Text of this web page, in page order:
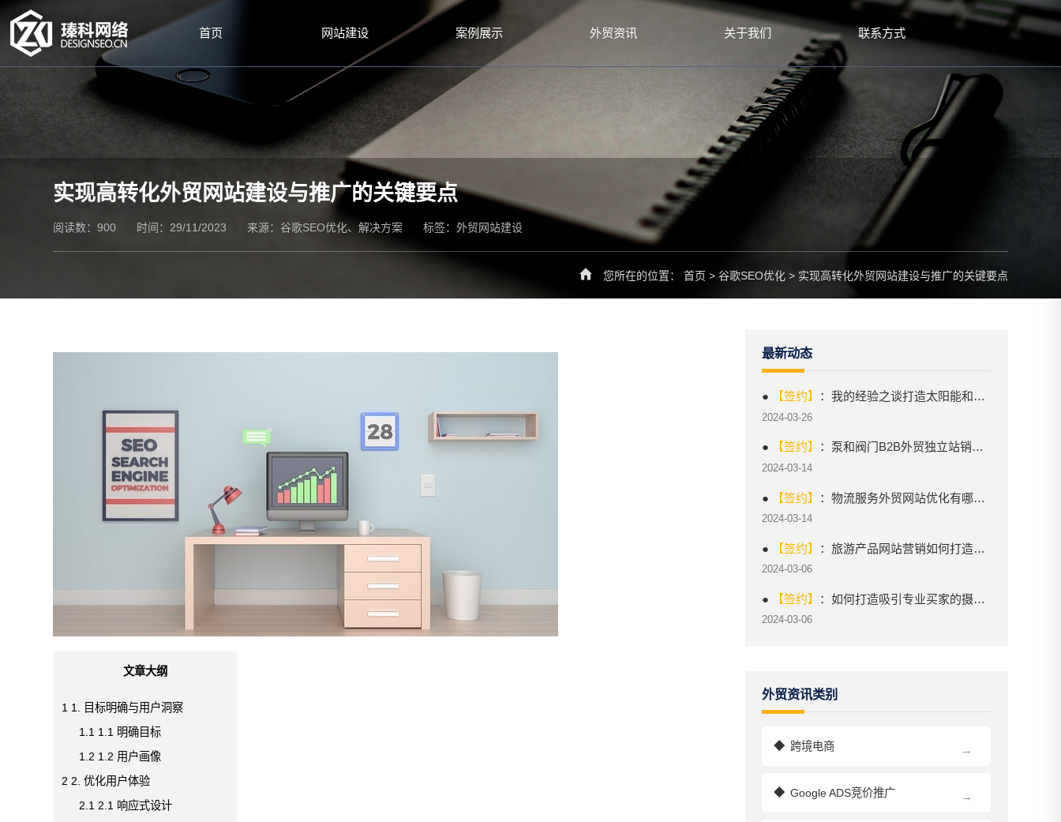
首页 网站建设 案例展示 外贸资讯 关于我们 联系方式
实现高转化外贸网站建设与推广的关键要点
阅读数：900 时间：29/11/2023 来源：谷歌SEO优化、解决方案 标签：外贸网站建设
您所在的位置： 首页 > 谷歌SEO优化> 实现高转化外贸网站建设与推广的关键要点
最新动态
● 【签约】 ：我的经验之谈打造太阳能和可再生能源外贸网站的实践指南
2024-03-26
● 【签约】 ：泵和阀门B2B外贸独立站销售如何突出竞争优势？
2024-03-14
● 【签约】 ：物流服务外贸网站优化有哪些关键技巧？
2024-03-14
● 【签约】 ：旅游产品网站营销如何打造独特卖点？
2024-03-06
● 【签约】 ：如何打造吸引专业买家的摄影和录像设备B2B网站？
2024-03-06
外贸资讯类别
→
◆ 跨境电商
→
◆ Google ADS竞价推广
文章大纲
1 1. 目标明确与用户洞察
1.1 1.1 明确目标
1.2 1.2 用户画像
2 2. 优化用户体验
2.1 2.1 响应式设计